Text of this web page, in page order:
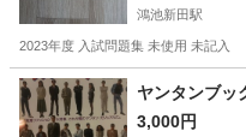
鴻池新田駅
2023年度 入試問題集 未使用 未記入
大阪 東大阪市 鴻池新田駅
ヤンタンブッ
3,000円